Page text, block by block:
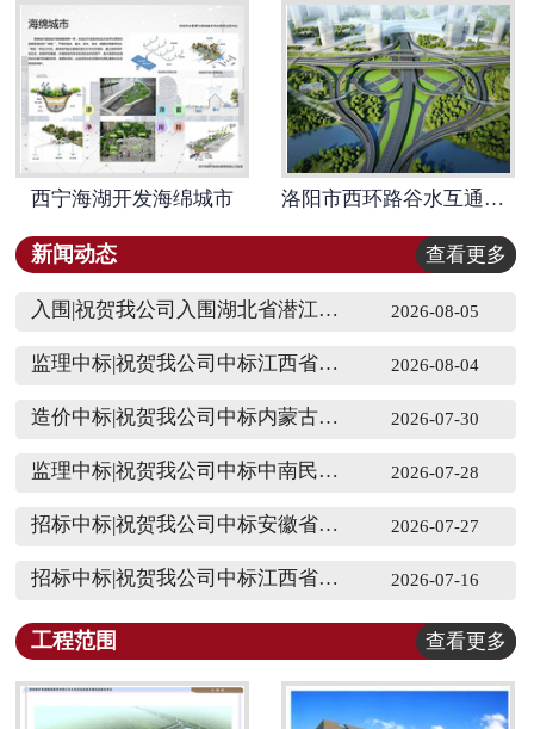
西宁海湖开发海绵城市 洛阳市西环路谷水互通立交建设工程项目
新闻动态 查看更多
2026-08-05
入围|祝贺我公司入围湖北省潜江市农业发展集团有限公司2026-2027年度中介服务（一）框架协议采购 3包监理、4包招标代理
2026-08-04
监理中标|祝贺我公司中标江西省上饶市广信区尊桥乡冯家村许家桥道路硬化工程 、羊石村产业道路硬化工程监理服务
2026-07-30
造价中标|祝贺我公司中标内蒙古阿鲁科尔沁旗财政局框架协议采购工程造价咨询服务
2026-07-28
监理中标|祝贺我公司中标中南民族大学学校融媒体中心（行政楼二楼）装修工程建设监理
2026-07-27
招标中标|祝贺我公司中标安徽省淮北矿业股份有限公司生产装备分公司自主招标项目招标代理服务
2026-07-16
招标中标|祝贺我公司中标江西省鹰潭市月湖区月湖区敬老院（童家敬老院）项目
工程范围 查看更多